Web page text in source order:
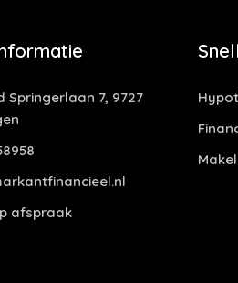
Springerlaan 7, 9727
afspraak